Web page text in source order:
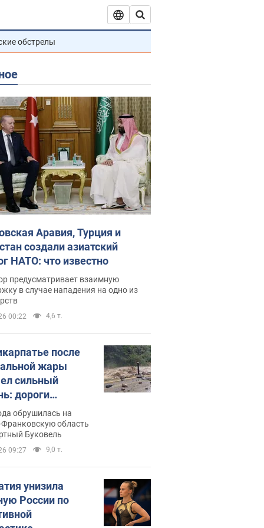
обстрелы
Аравия, Турция и
создали азиатский
НАТО: что известно
предусматривает взаимную
в случае нападения на одно из
00:22 4,6 т.
после
жары
сильный
дороги
в реки.
обрушилась на
область
Буковель
09:27 9,0 т.
унизила
России по